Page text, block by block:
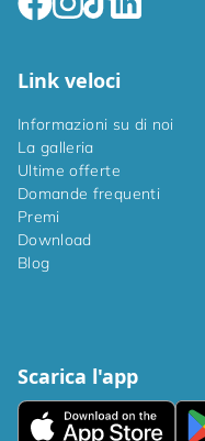
Link veloci
Informazioni su di noi
La galleria
Ultime offerte
Domande frequenti
Premi
Download
Blog
Scarica l'app